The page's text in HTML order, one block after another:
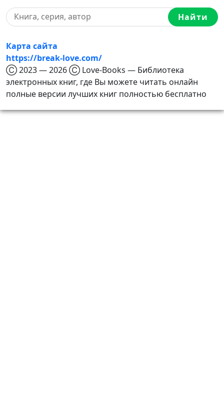
Найти
Карта сайта
https://break-love.com/
Ⓒ 2023 — 2026 Ⓒ Love-Books — Библиотека
электронных книг, где Вы можете читать онлайн
полные версии лучших книг полностью бесплатно